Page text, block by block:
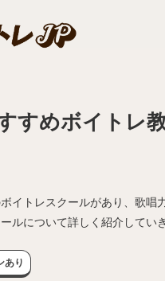
すめボイトレ
イトレスクールがあり、歌唱
ルについて詳しく紹介してい
あり